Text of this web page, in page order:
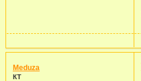
Meduza
КТ